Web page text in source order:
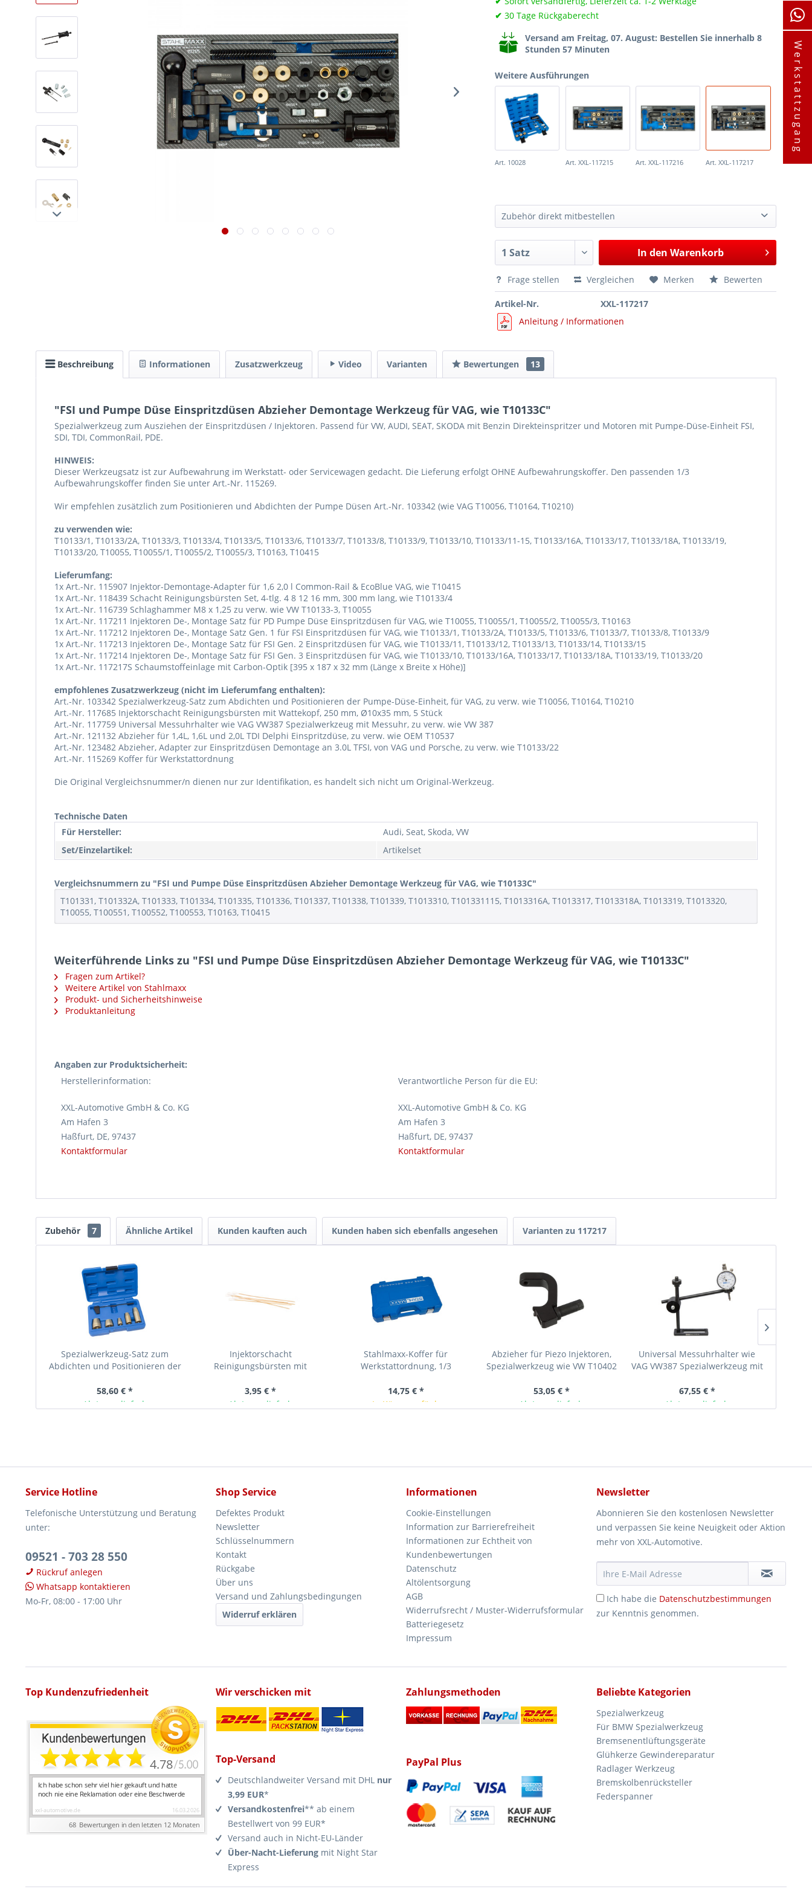
✔ 30 Tage Rückgaberecht
Versand am Freitag, 07. August: Bestellen Sie innerhalb 8
Stunden 57 Minuten
Weitere Ausführungen
Art. 10028 Art. XXL-117215 Art. XXL-117216 Art. XXL-117217
Zubehör direkt mitbestellen
Spezialwerkzeug-Satz zum Abdichten und Positionieren der Pumpe-Düse-Einheit, für VAG
58,60 €*
Injektorschacht Reinigungsbürsten mit Wattekopf, 250mm, Ø10x35mm, 5 Stück
3,95 €*
53,05 €*
Universal Messuhrhalter wie VAG VW387 Spezialwerkzeug mit Messuhr
67,55 €*
In den Warenkorb
Frage stellen Vergleichen Merken Bewerten
Artikel-Nr.
XXL-117217
Anleitung / Informationen
Beschreibung Informationen Zusatzwerkzeug Video Varianten Bewertungen 13
"FSI und Pumpe Düse Einspritzdüsen Abzieher Demontage Werkzeug für VAG, wie T10133C"
Spezialwerkzeug zum Ausziehen der Einspritzdüsen / Injektoren. Passend für VW, AUDI, SEAT, SKODA mit Benzin Direkteinspritzer und Motoren mit Pumpe-Düse-Einheit FSI,
SDI, TDI, CommonRail, PDE.
HINWEIS:
Dieser Werkzeugsatz ist zur Aufbewahrung im Werkstatt- oder Servicewagen gedacht. Die Lieferung erfolgt OHNE Aufbewahrungskoffer. Den passenden 1/3
Aufbewahrungskoffer finden Sie unter Art.-Nr. 115269.
Wir empfehlen zusätzlich zum Positionieren und Abdichten der Pumpe Düsen Art.-Nr. 103342 (wie VAG T10056, T10164, T10210)
zu verwenden wie:
T10133/1, T10133/2A, T10133/3, T10133/4, T10133/5, T10133/6, T10133/7, T10133/8, T10133/9, T10133/10, T10133/11-15, T10133/16A, T10133/17, T10133/18A, T10133/19,
T10133/20, T10055, T10055/1, T10055/2, T10055/3, T10163, T10415
Lieferumfang:
1x Art.-Nr. 115907 Injektor-Demontage-Adapter für 1,6 2,0 l Common-Rail & EcoBlue VAG, wie T10415
1x Art.-Nr. 118439 Schacht Reinigungsbürsten Set, 4-tlg. 4 8 12 16 mm, 300 mm lang, wie T10133/4
1x Art.-Nr. 116739 Schlaghammer M8 x 1,25 zu verw. wie VW T10133-3, T10055
1x Art.-Nr. 117211 Injektoren De-, Montage Satz für PD Pumpe Düse Einspritzdüsen für VAG, wie T10055, T10055/1, T10055/2, T10055/3, T10163
1x Art.-Nr. 117212 Injektoren De-, Montage Satz Gen. 1 für FSI Einspritzdüsen für VAG, wie T10133/1, T10133/2A, T10133/5, T10133/6, T10133/7, T10133/8, T10133/9
1x Art.-Nr. 117213 Injektoren De-, Montage Satz für FSI Gen. 2 Einspritzdüsen für VAG, wie T10133/11, T10133/12, T10133/13, T10133/14, T10133/15
1x Art.-Nr. 117214 Injektoren De-, Montage Satz für FSI Gen. 3 Einspritzdüsen für VAG, wie T10133/10, T10133/16A, T10133/17, T10133/18A, T10133/19, T10133/20
1x Art.-Nr. 117217S Schaumstoffeinlage mit Carbon-Optik [395 x 187 x 32 mm (Länge x Breite x Höhe)]
empfohlenes Zusatzwerkzeug (nicht im Lieferumfang enthalten):
Art.-Nr. 103342 Spezialwerkzeug-Satz zum Abdichten und Positionieren der Pumpe-Düse-Einheit, für VAG, zu verw. wie T10056, T10164, T10210
Art.-Nr. 117685 Injektorschacht Reinigungsbürsten mit Wattekopf, 250 mm, Ø10x35 mm, 5 Stück
Art.-Nr. 117759 Universal Messuhrhalter wie VAG VW387 Spezialwerkzeug mit Messuhr, zu verw. wie VW 387
Art.-Nr. 121132 Abzieher für 1,4L, 1,6L und 2,0L TDI Delphi Einspritzdüse, zu verw. wie OEM T10537
Art.-Nr. 123482 Abzieher, Adapter zur Einspritzdüsen Demontage an 3.0L TFSI, von VAG und Porsche, zu verw. wie T10133/22
Art.-Nr. 115269 Koffer für Werkstattordnung
Die Original Vergleichsnummer/n dienen nur zur Identifikation, es handelt sich nicht um Original-Werkzeug.
Technische Daten
Für Hersteller:
Audi, Seat, Skoda, VW
Set/Einzelartikel:
Artikelset
Vergleichsnummern zu "FSI und Pumpe Düse Einspritzdüsen Abzieher Demontage Werkzeug für VAG, wie T10133C"
T101331, T101332A, T101333, T101334, T101335, T101336, T101337, T101338, T101339, T1013310, T101331115, T1013316A, T1013317, T1013318A, T1013319, T1013320,
T10055, T100551, T100552, T100553, T10163, T10415
Weiterführende Links zu "FSI und Pumpe Düse Einspritzdüsen Abzieher Demontage Werkzeug für VAG, wie T10133C"
Fragen zum Artikel?
Weitere Artikel von Stahlmaxx
Produkt- und Sicherheitshinweise
Produktanleitung
Angaben zur Produktsicherheit:
Herstellerinformation:
XXL-Automotive GmbH & Co. KG
Am Hafen 3
Haßfurt, DE, 97437
Kontaktformular
Verantwortliche Person für die EU:
XXL-Automotive GmbH & Co. KG
Am Hafen 3
Haßfurt, DE, 97437
Kontaktformular
Zubehör 7 Ähnliche Artikel Kunden kauften auch Kunden haben sich ebenfalls angesehen Varianten zu 117217
Spezialwerkzeug-Satz zum
Abdichten und Positionieren der
58,60 € *
Ab Lager lieferbar
Injektorschacht
Reinigungsbürsten mit
5 Stück
3,95 € *
Ab Lager lieferbar
Stahlmaxx-Koffer für
Werkstattordnung, 1/3
14,75 € *
In Kürze verfügbar
Abzieher für Piezo Injektoren,
Spezialwerkzeug wie VW T10402
53,05 € *
Ab Lager lieferbar
Universal Messuhrhalter wie
VAG VW387 Spezialwerkzeug mit
67,55 € *
Ab Lager lieferbar
Service Hotline
Telefonische Unterstützung und Beratung
unter:
09521 - 703 28 550
Rückruf anlegen
Whatsapp kontaktieren
Mo-Fr, 08:00 - 17:00 Uhr
Shop Service
Defektes Produkt
Newsletter
Schlüsselnummern
Kontakt
Rückgabe
Über uns
Versand und Zahlungsbedingungen
Widerruf erklären
Informationen
Cookie-Einstellungen
Information zur Barrierefreiheit
Informationen zur Echtheit von
Kundenbewertungen
Datenschutz
Altölentsorgung
AGB
Widerrufsrecht / Muster-Widerrufsformular
Batteriegesetz
Impressum
Newsletter
Abonnieren Sie den kostenlosen Newsletter
und verpassen Sie keine Neuigkeit oder Aktion
mehr von XXL-Automotive.
Ich habe die Datenschutzbestimmungen
zur Kenntnis genommen.
Top Kundenzufriedenheit Wir verschicken mit
Top-Versand
Deutschlandweiter Versand mit DHL nur
3,99 EUR*
Versandkostenfrei** ab einem
Bestellwert von 99 EUR*
Versand auch in Nicht-EU-Länder
Über-Nacht-Lieferung mit Night Star
Express
Zahlungsmethoden
PayPal Plus
Beliebte Kategorien
Spezialwerkzeug
Für BMW Spezialwerkzeug
Bremsenentlüftungsgeräte
Glühkerze Gewindereparatur
Radlager Werkzeug
Bremskolbenrücksteller
Federspanner
Werkstattzugang